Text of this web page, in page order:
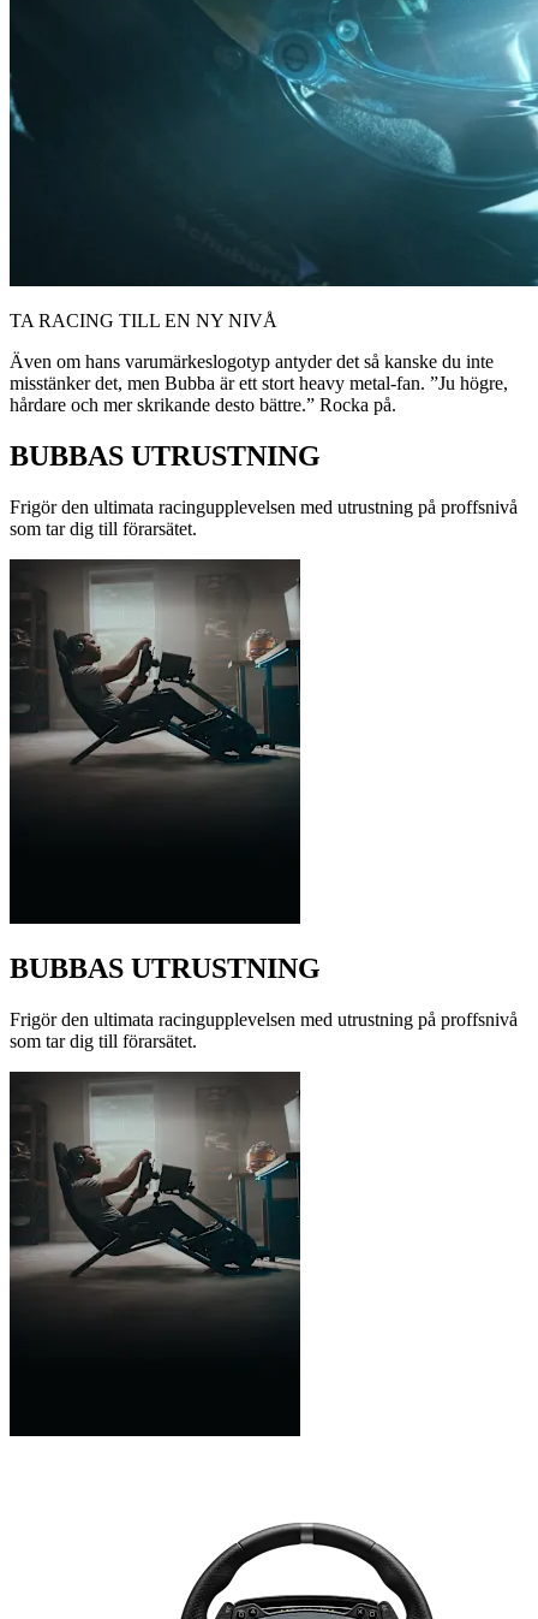
TA RACING TILL EN NY NIVÅ
Även om hans varumärkeslogotyp antyder det så kanske du inte
misstänker det, men Bubba är ett stort heavy metal-fan. ”Ju högre,
hårdare och mer skrikande desto bättre.” Rocka på.
BUBBAS UTRUSTNING
Frigör den ultimata racingupplevelsen med utrustning på proffsnivå
som tar dig till förarsätet.
BUBBAS UTRUSTNING
Frigör den ultimata racingupplevelsen med utrustning på proffsnivå
som tar dig till förarsätet.